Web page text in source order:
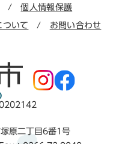
個人情報保護
ついて お問い合わせ
原二丁目6番1号